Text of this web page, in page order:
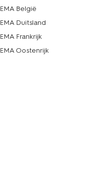
België
Duitsland
Frankrijk
Oostenrijk